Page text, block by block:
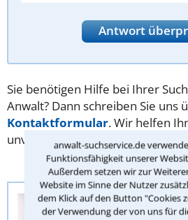
anwalt-suchservice.de
Funktionsfähigkeit unserer
Außerdem setzen wir zur
Website im Sinne der Nutzer
dem Klick auf den Button "Cookies
der Verwendung der von uns für
Antwort
Sie benötigen Hilfe bei Ihrer
Anwalt? Dann schreiben Sie uns
Kontaktformular. Wir helfen
unverbindlich.
Anwalt-Suchservice